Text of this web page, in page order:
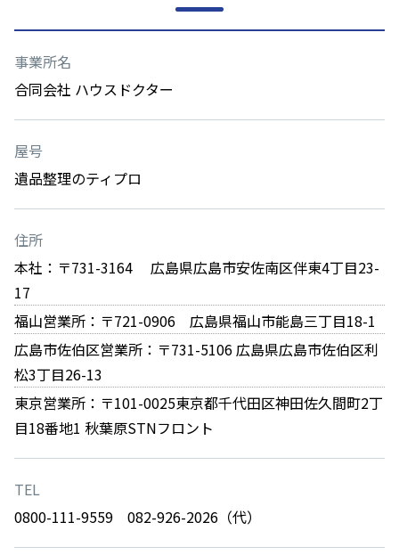
事業所名
合同会社 ハウスドクター
屋号
遺品整理のティプロ
住所
本社：〒731-3164 広島県広島市安佐南区伴東4丁目23-
17
福山営業所：〒721-0906 広島県福山市能島三丁目18-1
広島市佐伯区営業所：〒731-5106 広島県広島市佐伯区利
松3丁目26-13
東京営業所：〒101-0025東京都千代田区神田佐久間町2丁
目18番地1 秋葉原STNフロント
TEL
0800-111-9559 082-926-2026（代）